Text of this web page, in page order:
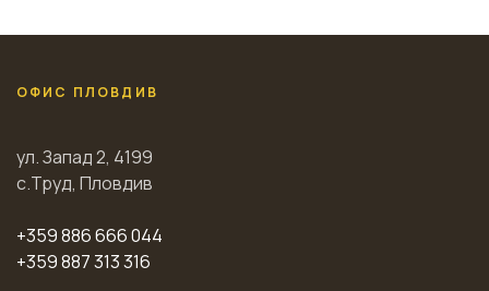
ОФИС ПЛОВДИВ
ул. Запад 2, 4199
с.Труд, Пловдив
+359 886 666 044
+359 887 313 316